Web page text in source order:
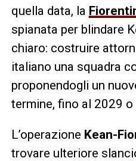
quella data, la
spianata per blindare
chiaro: costruire
italiano una squadra
proponendogli un
termine, fino al 2029
L’operazione Kean-
trovare ulteriore